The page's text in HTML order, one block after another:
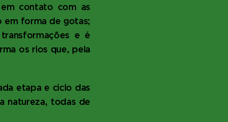
contato com as
em forma de gotas;
e é
os rios que, pela
etapa e ciclo das
natureza, todas de